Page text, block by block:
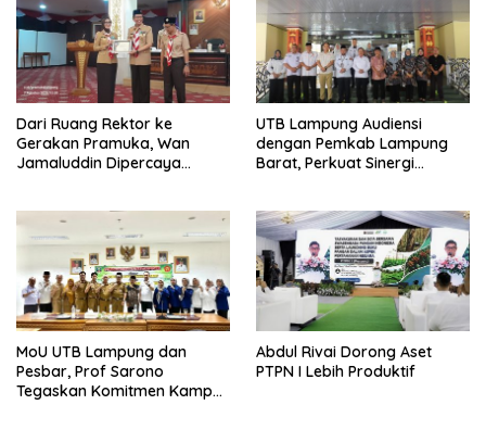
Dari Ruang Rektor ke
Gerakan Pramuka, Wan
Jamaluddin Dipercaya
UTB Lampung Audiensi
dengan Pemkab Lampung
Barat, Perkuat Sinergi
MoU UTB Lampung dan
Pesbar, Prof Sarono
Tegaskan Komitmen Kampus
Abdul Rivai Dorong Aset
PTPN I Lebih Produktif